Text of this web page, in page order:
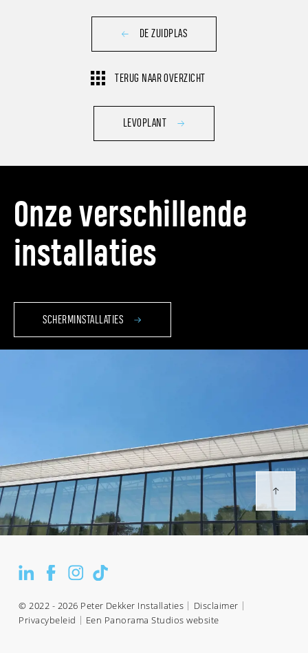
DE ZUIDPLAS
TERUG NAAR OVERZICHT
LEVOPLANT
Onze verschillende
installaties
SCHERMINSTALLATIES
© 2022 - 2026 Peter Dekker Installaties
Disclaimer
Privacybeleid
Een Panorama Studios website